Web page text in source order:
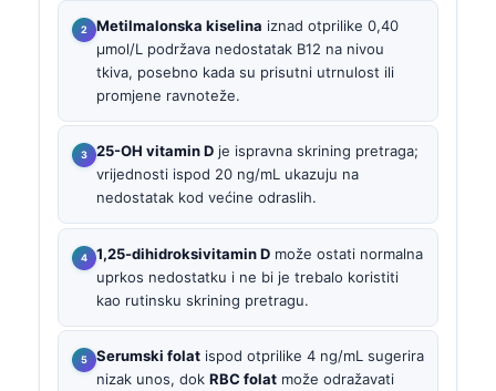
Metilmalonska kiselina iznad otprilike 0,40
µmol/L podržava nedostatak B12 na nivou
tkiva, posebno kada su prisutni utrnulost ili
promjene ravnoteže.
25-OH vitamin D je ispravna skrining pretraga;
vrijednosti ispod 20 ng/mL ukazuju na
nedostatak kod većine odraslih.
1,25-dihidroksivitamin D može ostati normalna
uprkos nedostatku i ne bi je trebalo koristiti
kao rutinsku skrining pretragu.
Serumski folat ispod otprilike 4 ng/mL sugerira
nizak unos, dok RBC folat može odražavati